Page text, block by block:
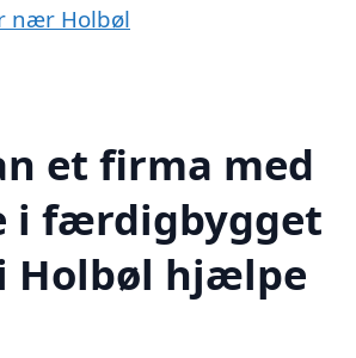
nær Holbøl
et firma med
i færdigbygget
Holbøl hjælpe